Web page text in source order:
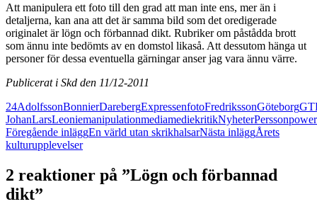
Att manipulera ett foto till den grad att man inte ens, mer än i
detaljerna, kan ana att det är samma bild som det oredigerade
originalet är lögn och förbannad dikt. Rubriker om påstådda brott
som ännu inte bedömts av en domstol likaså. Att dessutom hänga ut
personer för dessa eventuella gärningar anser jag vara ännu värre.
Publicerat i Skd den 11/12-2011
24AdolfssonBonnierDarebergExpressenfotoFredrikssonGöteborgGT
JohanLarsLeoniemanipulationmediamediekritikNyheterPersson
Inläggsnavigering
Föregående inläggEn värld utan skrikhalsarNästa inläggÅrets
kulturupplevelser
2 reaktioner på ”Lögn och förbannad
dikt”